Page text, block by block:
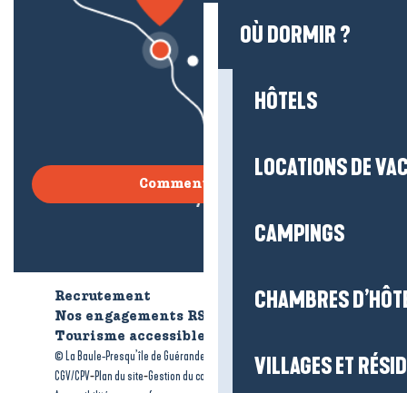
OÙ DORMIR ?
HÔTELS
LOCATIONS DE
CAMPINGS
CHAMBRES
VILLAGES ET
Comment venir ?
Recrutement
Qui sommes-nous ?
Nos engagements RSE
Tourisme accessible
© La Baule-Presqu’île de Guérande tourisme Mentions légales-
CGV/CPV-Plan du site-Gestion du consentement -